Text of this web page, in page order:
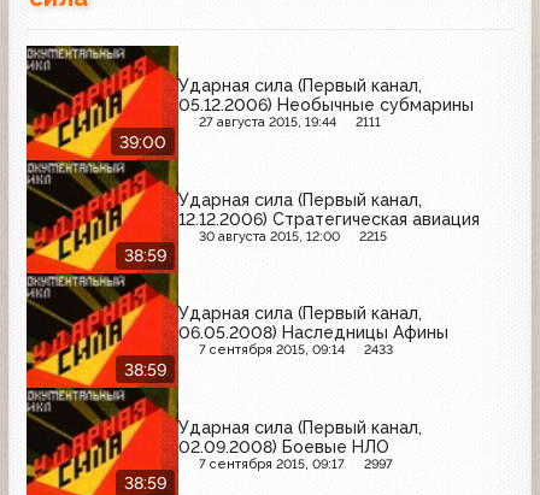
39:00
Ударная сила (Первый канал,
05.12.2006) Необычные субмарины
27 августа 2015, 19:44 2111
38:59
Ударная сила (Первый канал,
12.12.2006) Стратегическая авиация
30 августа 2015, 12:00 2215
38:59
Ударная сила (Первый канал,
06.05.2008) Наследницы Афины
7 сентября 2015, 09:14 2433
38:59
Ударная сила (Первый канал,
02.09.2008) Боевые НЛО
7 сентября 2015, 09:17 2997